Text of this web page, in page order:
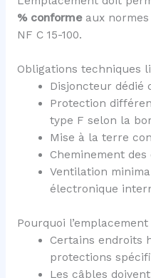
% conformeaux normes
NF C 15-100.
Obligations techniques
Disjoncteur dédié
Protection
type F selon la
Mise à la terre
Cheminement
Ventilation
électronique
Pourquoi
Certains endroits
protections
Les câbles